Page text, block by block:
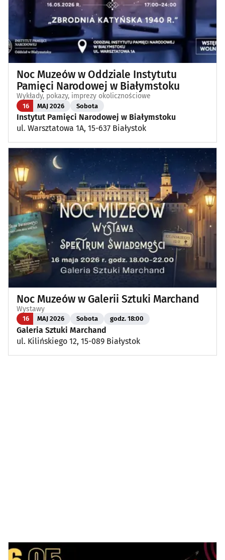
Noc Muzeów w Oddziale Instytutu
Pamięci Narodowej w Białymstoku
Wykłady, pokazy, imprezy okolicznościowe
16 MAJ 2026 Sobota
Instytut Pamięci Narodowej w Białymstoku
ul. Warsztatowa 1A, 15-637 Białystok
Noc Muzeów w Galerii Sztuki Marchand
Wystawy
16 MAJ 2026 Sobota godz. 18:00
Galeria Sztuki Marchand
ul. Kilińskiego 12, 15-089 Białystok